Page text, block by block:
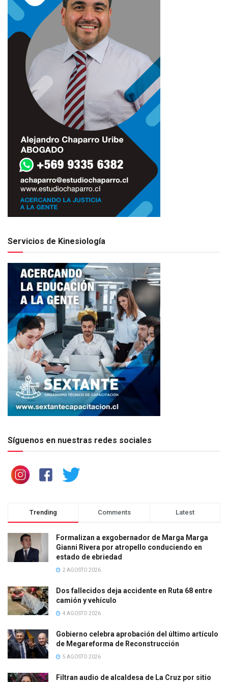
Servicios de Kinesiología
Síguenos en nuestras redes sociales
Trending Comments Latest
Formalizan a exgobernador de Marga Marga
Gianni Rivera por atropello conduciendo en
estado de ebriedad
2 AGOSTO 2026
Dos fallecidos deja accidente en Ruta 68 entre
camión y vehículo
4 AGOSTO 2026
Gobierno celebra aprobación del último artículo
de Megareforma de Reconstrucción
5 AGOSTO 2026
Filtran audio de alcaldesa de La Cruz por sitio